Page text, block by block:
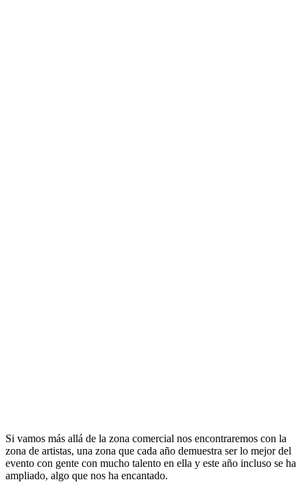
Si vamos más allá de la zona comercial nos encontraremos con la
zona de artistas, una zona que cada año demuestra ser lo mejor del
evento con gente con mucho talento en ella y este año incluso se ha
ampliado, algo que nos ha encantado.